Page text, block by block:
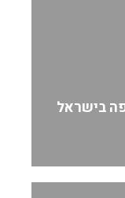
בישראל